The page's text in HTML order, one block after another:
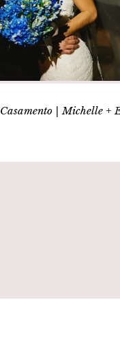
Casamento | Michelle +